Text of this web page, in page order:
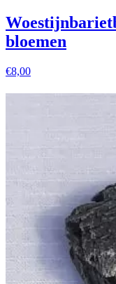
bloemen
€8,00